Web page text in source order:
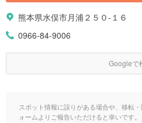
熊本県水俣市月浦２５０-１６
0966-84-9006
Googleで
スポット情報に誤りがある場合や、移転
ォームよりご報告いただけると幸いです。